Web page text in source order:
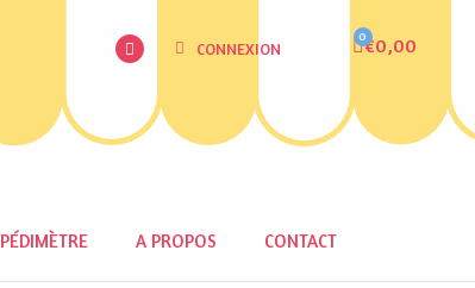
CONNEXION €0,00
PÉDIMÈTRE A PROPOS CONTACT